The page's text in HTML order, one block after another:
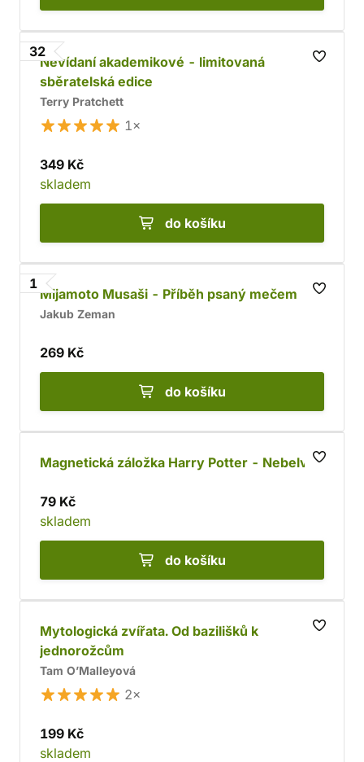
32
Nevídaní akademikové - limitovaná
sběratelská edice
Terry Pratchett
1×
349 Kč
skladem
do košíku
1
Mijamoto Musaši - Příběh psaný mečem
Jakub Zeman
269 Kč
do košíku
Magnetická záložka Harry Potter - Nebelvír
79 Kč
skladem
do košíku
Mytologická zvířata. Od bazilišků k
jednorožcům
Tam O’Malleyová
2×
199 Kč
skladem